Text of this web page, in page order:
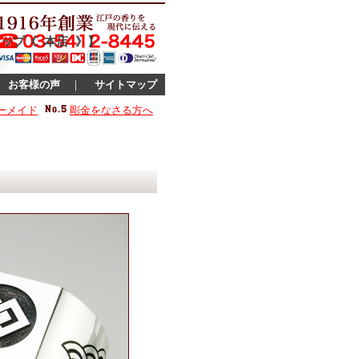
ップ《 本店 》】
お客様の声 ｜ サイトマップ
メイド 彫金をなさる方へ